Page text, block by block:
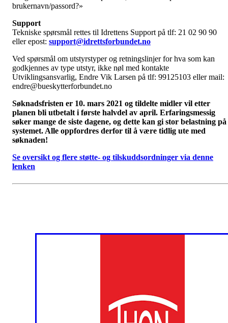
brukernavn/passord?»
Support
Tekniske spørsmål rettes til Idrettens Support på tlf: 21 02 90 90
eller epost: support@idrettsforbundet.no
Ved spørsmål om utstyrstyper og retningslinjer for hva som kan
godkjennes av type utstyr, ikke nøl med kontakte
Utviklingsansvarlig, Endre Vik Larsen på tlf: 99125103 eller mail:
endre@bueskytterforbundet.no
Søknadsfristen er 10. mars 2021 og tildelte midler vil etter
planen bli utbetalt i første halvdel av april. Erfaringsmessig
søker mange de siste dagene, og dette kan gi stor belastning på
systemet. Alle oppfordres derfor til å være tidlig ute med
søknaden!
Se oversikt og flere støtte- og tilskuddsordninger via denne
lenken